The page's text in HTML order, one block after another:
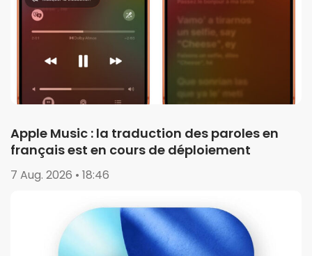
Apple Music : la traduction des paroles en
français est en cours de déploiement
7 Aug. 2026 • 18:46